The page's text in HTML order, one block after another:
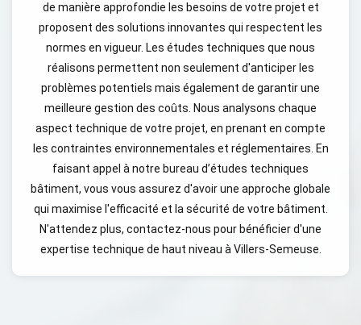
de manière approfondie les besoins de votre projet et
proposent des solutions innovantes qui respectent les
normes en vigueur. Les études techniques que nous
réalisons permettent non seulement d'anticiper les
problèmes potentiels mais également de garantir une
meilleure gestion des coûts. Nous analysons chaque
aspect technique de votre projet, en prenant en compte
les contraintes environnementales et réglementaires. En
faisant appel à notre bureau d’études techniques
bâtiment, vous vous assurez d'avoir une approche globale
qui maximise l'efficacité et la sécurité de votre bâtiment.
N'attendez plus, contactez-nous pour bénéficier d'une
expertise technique de haut niveau à Villers-Semeuse.